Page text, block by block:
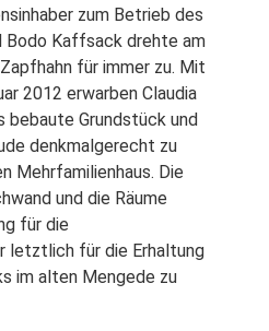
zum Betrieb des
Bodo Kaffsack drehte am
für immer zu. Mit
2012 erwarben Claudia
bebaute Grundstück und
denkmalgerecht zu
Mehrfamilienhaus. Die
und die Räume
für die
letztlich für die Erhaltung
im alten Mengede zu